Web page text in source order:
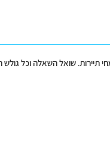
תיירות. שואל השאלה וכל